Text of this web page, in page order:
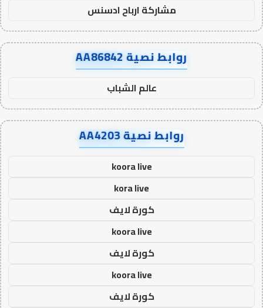
مشاركة ارباح ادسنس
روابط نصية AA86842
عالم الشباب
روابط نصية AA4203
koora live
kora live
كورة لايف
koora live
كورة لايف
koora live
كورة لايف